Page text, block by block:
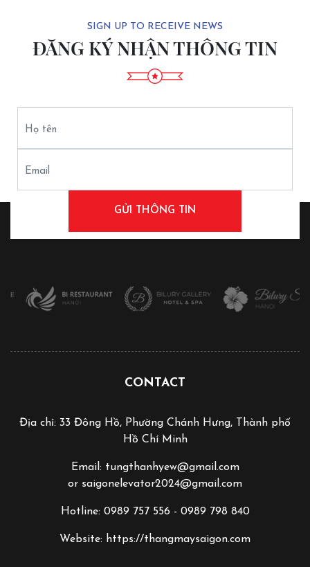
SIGN UP TO RECEIVE NEWS
ĐĂNG KÝ NHẬN THÔNG TIN
Họ tên
Email
CONTACT
Địa chỉ: 33 Đông Hồ, Phường Chánh Hưng, Thành phố
Hồ Chí Minh
Email: tungthanhyew@gmail.com
or saigonelevator2024@gmail.com
Hotline: 0989 757 556 - 0989 798 840
Website: https://thangmaysaigon.com